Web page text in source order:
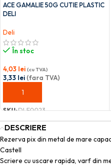
ACE GAMALIE 50G CUTIE PLASTIC
DELI
Deli
În stoc
4,03 lei (cu TVA)
3,33 lei (fara TVA)
ADAUGĂ ÎN COȘ
SKU:DLE0023
DESCRIERE
Rezerva pix din metal de mare
Castell
Scriere cu uscare rapida, varf din